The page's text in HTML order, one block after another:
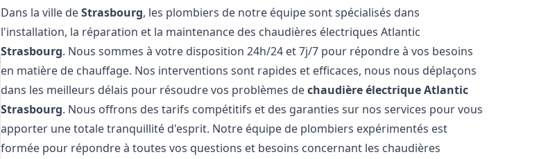
Dans la ville deStrasbourg, les plombiers de notre équipe sont spécialisés dans
l'installation, la réparation et la maintenance des chaudières électriques Atlantic
Strasbourg. Nous sommes à votre disposition 24h/24 et 7j/7 pour répondre à vos besoins
en matière de chauffage. Nos interventions sont rapides et efficaces, nous nous déplaçons
dans les meilleurs délais pour résoudre vos problèmes dechaudière électrique Atlantic
Strasbourg. Nous offrons des tarifs compétitifs et des garanties sur nos services pour vous
apporter une totale tranquillité d'esprit. Notre équipe de plombiers expérimentés est
formée pour répondre à toutes vos questions et besoins concernant les chaudières